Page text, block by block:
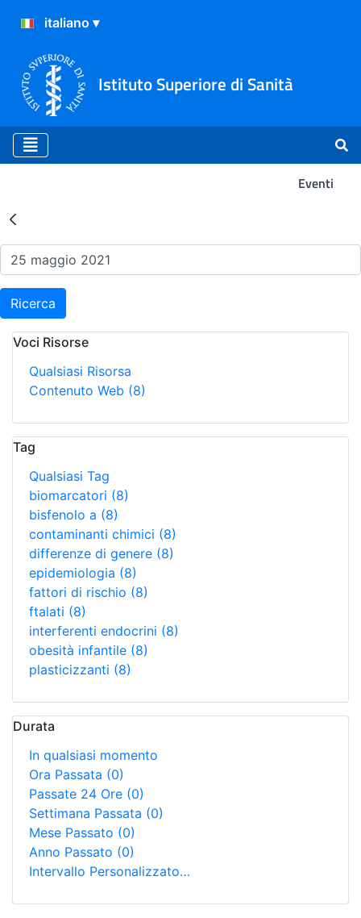
Istituto Superiore di Sanità
Eventi
Risultati della Ricerca -
Ricerca
Voci Risorse
Qualsiasi Risorsa
Contenuto Web (8)
Tag
Qualsiasi Tag
biomarcatori (8)
bisfenolo a (8)
contaminanti chimici (8)
differenze di genere (8)
epidemiologia (8)
fattori di rischio (8)
ftalati (8)
interferenti endocrini (8)
obesità infantile (8)
plasticizzanti (8)
Durata
In qualsiasi momento
Ora Passata (0)
Passate 24 Ore (0)
Settimana Passata (0)
Mese Passato (0)
Anno Passato (0)
Intervallo Personalizzato…